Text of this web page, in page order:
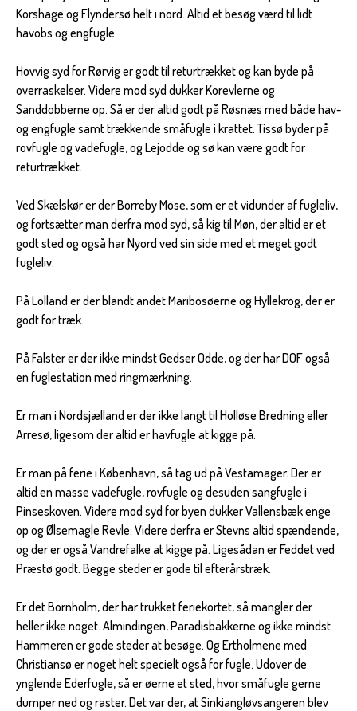
Korshage og Flyndersø helt i nord. Altid et besøg værd til lidt
havobs og engfugle.
Hovvig syd for Rørvig er godt til returtrækket og kan byde på
overraskelser. Videre mod syd dukker Korevlerne og
Sanddobberne op. Så er der altid godt på Røsnæs med både hav-
og engfugle samt trækkende småfugle i krattet. Tissø byder på
rovfugle og vadefugle, og Lejodde og sø kan være godt for
returtrækket.
Ved Skælskør er der Borreby Mose, som er et vidunder af fugleliv,
og fortsætter man derfra mod syd, så kig til Møn, der altid er et
godt sted og også har Nyord ved sin side med et meget godt
fugleliv.
På Lolland er der blandt andet Maribosøerne og Hyllekrog, der er
godt for træk.
På Falster er der ikke mindst Gedser Odde, og der har DOF også
en fuglestation med ringmærkning.
Er man i Nordsjælland er der ikke langt til Holløse Bredning eller
Arresø, ligesom der altid er havfugle at kigge på.
Er man på ferie i København, så tag ud på Vestamager. Der er
altid en masse vadefugle, rovfugle og desuden sangfugle i
Pinseskoven. Videre mod syd for byen dukker Vallensbæk enge
op og Ølsemagle Revle. Videre derfra er Stevns altid spændende,
og der er også Vandrefalke at kigge på. Ligesådan er Feddet ved
Præstø godt. Begge steder er gode til efterårstræk.
Er det Bornholm, der har trukket feriekortet, så mangler der
heller ikke noget. Almindingen, Paradisbakkerne og ikke mindst
Hammeren er gode steder at besøge. Og Ertholmene med
Christiansø er noget helt specielt også for fugle. Udover de
ynglende Ederfugle, så er øerne et sted, hvor småfugle gerne
dumper ned og raster. Det var der, at Sinkiangløvsangeren blev